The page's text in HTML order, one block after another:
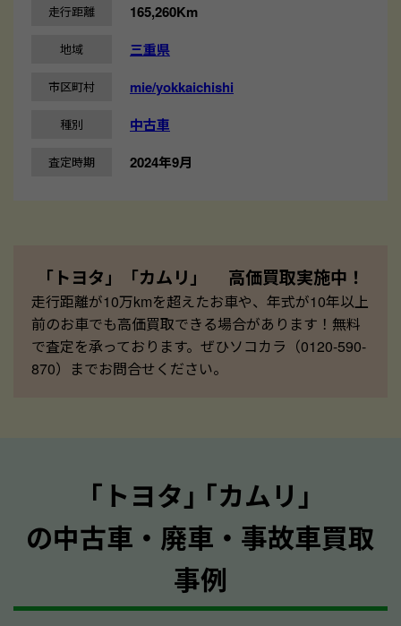
走行距離 165,260Km
地域 三重県
市区町村 mie/yokkaichishi
種別 中古車
査定時期 2024年9月
「トヨタ」「カムリ」 高価買取実施中！
走行距離が10万kmを超えたお車や、年式が10年以上
前のお車でも高価買取できる場合があります！無料
で査定を承っております。ぜひソコカラ（0120-590-
870）までお問合せください。
｢トヨタ｣ ｢カムリ｣
の中古車・廃車・事故車買取
事例